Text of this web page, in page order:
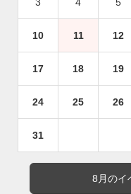
10 11 12
17 18 19
24 25 26
31
8月のイ